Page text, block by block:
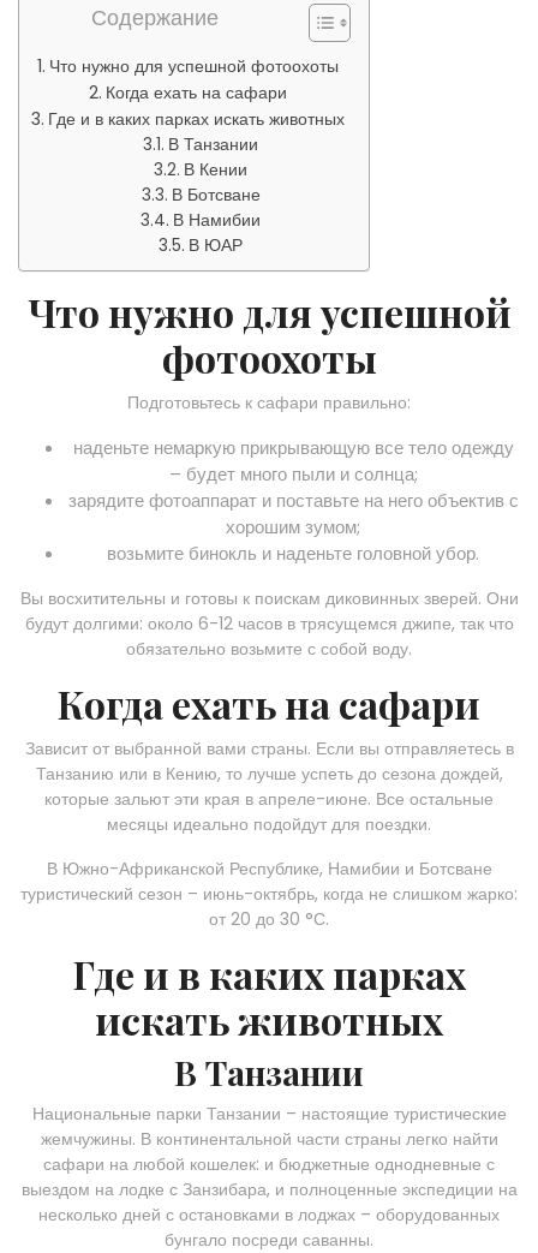
Содержание
Что нужно для успешной фотоохоты
Когда ехать на сафари
Где и в каких парках искать животных
В Танзании
В Кении
В Ботсване
В Намибии
В ЮАР
Что нужно для успешной
фотоохоты
Подготовьтесь к сафари правильно:
наденьте немаркую прикрывающую все тело одежду
– будет много пыли и солнца;
зарядите фотоаппарат и поставьте на него объектив с
хорошим зумом;
возьмите бинокль и наденьте головной убор.
Вы восхитительны и готовы к поискам диковинных зверей. Они
будут долгими: около 6-12 часов в трясущемся джипе, так что
обязательно возьмите с собой воду.
Когда ехать на сафари
Зависит от выбранной вами страны. Если вы отправляетесь в
Танзанию или в Кению, то лучше успеть до сезона дождей,
которые зальют эти края в апреле-июне. Все остальные
месяцы идеально подойдут для поездки.
В Южно-Африканской Республике, Намибии и Ботсване
туристический сезон – июнь-октябрь, когда не слишком жарко:
от 20 до 30 °С.
Где и в каких парках
искать животных
В Танзании
Национальные парки Танзании – настоящие туристические
жемчужины. В континентальной части страны легко найти
сафари на любой кошелек: и бюджетные однодневные с
выездом на лодке с Занзибара, и полноценные экспедиции на
несколько дней с остановками в лоджах – оборудованных
бунгало посреди саванны.